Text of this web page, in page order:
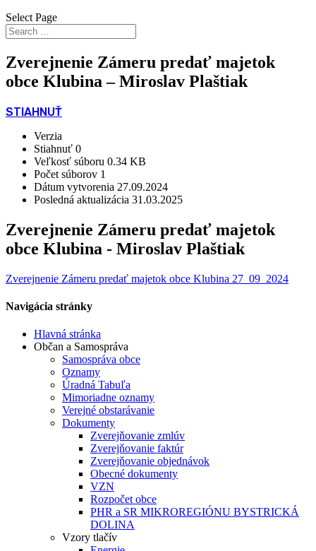
Select Page
Zverejnenie Zámeru predať majetok
obce Klubina – Miroslav Plaštiak
STIAHNUŤ
Verzia
Stiahnuť 0
Veľkosť súboru 0.34 KB
Počet súborov 1
Dátum vytvorenia 27.09.2024
Posledná aktualizácia 31.03.2025
Zverejnenie Zámeru predať majetok
obce Klubina - Miroslav Plaštiak
Zverejnenie Zámeru predať majetok obce Klubina 27_09_2024
Navigácia stránky
Hlavná stránka
Občan a Samospráva
Samospráva obce
Oznamy
Úradná Tabuľa
Mimoriadne oznamy
Verejné obstarávanie
Dokumenty
Zverejňovanie zmlúv
Zverejňovanie faktúr
Zverejňovanie objednávok
Obecné dokumenty
VZN
Rozpočet obce
PHR a SR MIKROREGIÓNU BYSTRICKÁ
DOLINA
Vzory tlačív